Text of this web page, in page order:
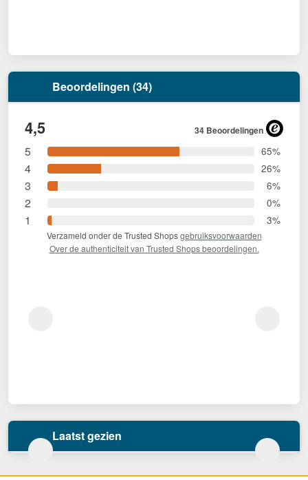
Beoordelingen (34)
4,5 34 Beoordelingen
5 65%
4 26%
3 6%
2 0%
1 3%
Verzameld onder de Trusted Shopsgebruiksvoorwaarden
Over de authenticiteit van Trusted Shops beoordelingen.
Laatst gezien